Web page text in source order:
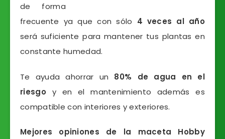
de forma
frecuente ya que con sólo 4 veces al año
será suficiente para mantener tus plantas en
constante humedad.
Te ayuda ahorrar un 80% de agua en el
riesgoy en el mantenimiento además es
compatible con interiores y exteriores.
Mejores opiniones de la maceta Hobby